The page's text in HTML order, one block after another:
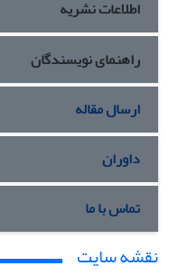
اطلاعات نشریه
راهنمای نویسندگان
ارسال مقاله
داوران
تماس با ما
نقشه سایت